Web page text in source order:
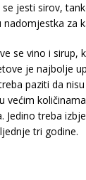
jesti sirov,
za
se vino i sirup,
je najbolje
paziti da
većim
Jedino treba
tri godine.